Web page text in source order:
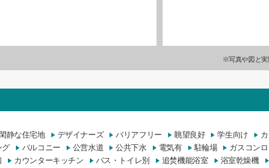
※写真や図と実
閑静な住宅地 デザイナーズ バリアフリー 眺望良好 学生向け
グ バルコニー 公営水道 公共下水 電気有 駐輪場 ガスコンロ
カウンターキッチン バス・トイレ別 追焚機能浴室 浴室乾燥機